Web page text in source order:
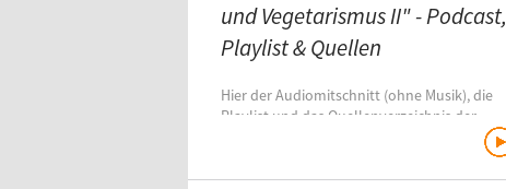
und Vegetarismus II" - Podcast,
Playlist & Quellen
Hier der Audiomitschnitt (ohne Musik), die
Playlist und das Quellenverzeichnis der
unserer zweiten
Psychologischer Forschung zu
Fleischkonsum und Vegetarismus.